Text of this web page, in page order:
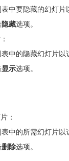
中要隐藏的幻灯片
隐藏选项。
中的隐藏幻灯片以
显示选项。
：
中的所需幻灯片以
删除选项。